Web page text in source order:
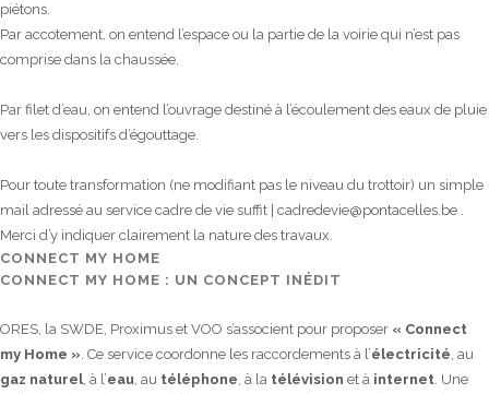
piétons.
Par accotement, on entend l’espace ou la partie de la voirie qui n’est pas
comprise dans la chaussée.
Par filet d’eau, on entend l’ouvrage destiné à l’écoulement des eaux de pluie
vers les dispositifs d’égouttage.
Pour toute transformation (ne modifiant pas le niveau du trottoir) un simple
mail adressé au service cadre de vie suffit | cadredevie@pontacelles.be .
Merci d’y indiquer clairement la nature des travaux.
CONNECT MY HOME
CONNECT MY HOME : UN CONCEPT INÉDIT
ORES, la SWDE, Proximus et VOO s’associent pour proposer « Connect
my Home » . Ce service coordonne les raccordements à l’électricité , au
gaz naturel, à l’eau , au téléphone , à la télévision et à internet . Une